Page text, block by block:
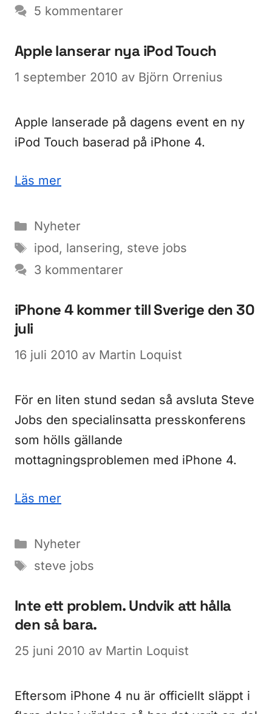
5 kommentarer
Apple lanserar nya iPod Touch
1 september 2010 av Björn Orrenius
Apple lanserade på dagens event en ny
iPod Touch baserad på iPhone 4.
Läs mer
Kategorier
Nyheter
Etiketter
ipod, lansering, steve jobs
3 kommentarer
iPhone 4 kommer till Sverige den 30
juli
16 juli 2010 av Martin Loquist
För en liten stund sedan så avsluta Steve
Jobs den specialinsatta presskonferens
som hölls gällande
mottagningsproblemen med iPhone 4.
Läs mer
Kategorier
Nyheter
Etiketter
steve jobs
Inte ett problem. Undvik att hålla
den så bara.
25 juni 2010 av Martin Loquist
Eftersom iPhone 4 nu är officiellt släppt i